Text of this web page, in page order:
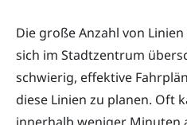
Die große Anzahl von
sich im Stadtzentrum
schwierig, effektive
diese Linien zu planen. Oft